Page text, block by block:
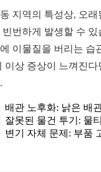
지역의 특성상, 오
빈번하게 발생할 수
이물질을 버리는 습
이상 증상이 느껴진
배관 노후화: 낡은 배
잘못된 물건 투기: 물
변기 자체 문제: 부품